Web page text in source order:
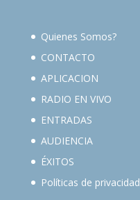
Quienes Somos?
CONTACTO
APLICACION
RADIO EN VIVO
ENTRADAS
AUDIENCIA
ÉXITOS
Políticas de privacidad